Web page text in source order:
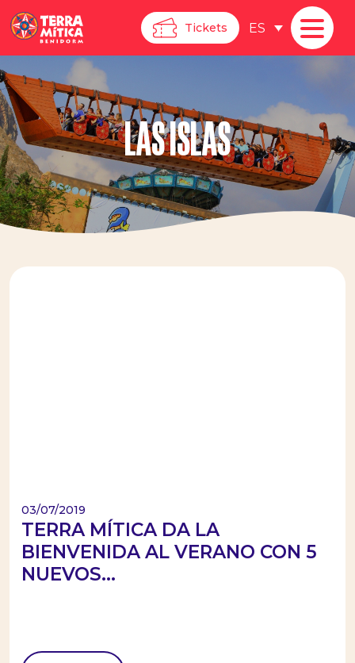
Tickets ES
LAS ISLAS
03/07/2019
TERRA MÍTICA DA LA
BIENVENIDA AL VERANO CON 5
NUEVOS...